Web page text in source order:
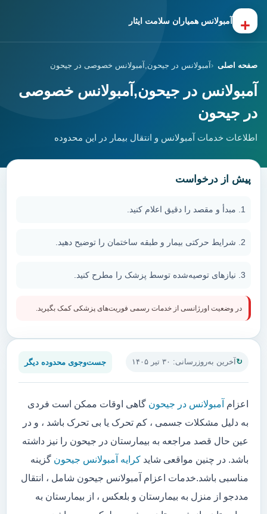
+ آمبولانس همیاران سلامت ایثار
صفحه اصلی آمبولانس در جیحون,آمبولانس خصوصی در جیحون
آمبولانس در جیحون,آمبولانس خصوصی
در جیحون
اطلاعات خدمات آمبولانس و انتقال بیمار در این محدوده
آخرین به‌روزرسانی: ۳۰ تیر ۱۴۰۵ جست‌وجوی محدوده دیگر
اعزام آمبولانس در جیحون گاهی اوقات ممکن است فردی
به دلیل مشکلات جسمی ، کم تحرک یا بی تحرک باشد ، و در
عین حال قصد مراجعه به بیمارستان در جیحون را نیز داشته
باشد. در چنین مواقعی شاید کرایه آمبولانس جیحون گزینه
مناسبی باشد.خدمات اعزام آمبولانس جیحون شامل ، انتقال
مددجو از منزل به بیمارستان و بلعکس ، از بیمارستان به
پیش از درخواست
مبدأ و مقصد را دقیق اعلام کنید.
شرایط حرکتی بیمار و طبقه ساختمان را توضیح دهید.
نیازهای توصیه‌شده توسط پزشک را مطرح کنید.
در وضعیت اورژانسی از خدمات رسمی فوریت‌های پزشکی کمک بگیرید.